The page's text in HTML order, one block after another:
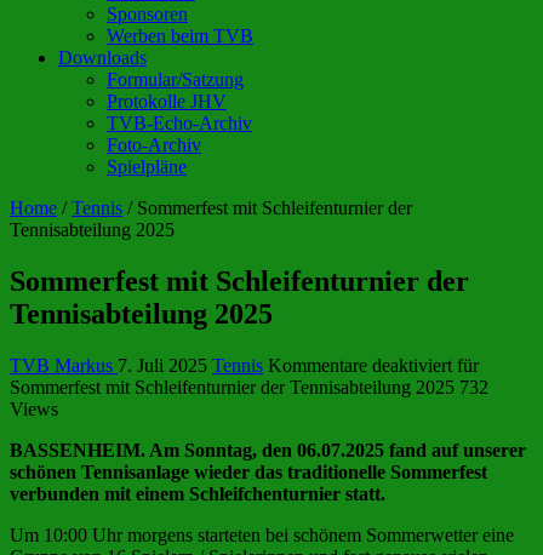
Sponsoren
Werben beim TVB
Downloads
Formular/Satzung
Protokolle JHV
TVB-Echo-Archiv
Foto-Archiv
Spielpläne
Home / Tennis / Sommerfest mit Schleifenturnier der
Tennisabteilung 2025
Sommerfest mit Schleifenturnier der
Tennisabteilung 2025
TVB Markus 7. Juli 2025 Tennis Kommentare deaktiviert für
Sommerfest mit Schleifenturnier der Tennisabteilung 2025 732
Views
BASSENHEIM. Am Sonntag, den 06.07.2025 fand auf unserer
schönen Tennisanlage wieder das traditionelle Sommerfest
verbunden mit einem Schleifchenturnier statt.
Um 10:00 Uhr morgens starteten bei schönem Sommerwetter eine